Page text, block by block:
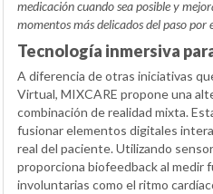
medicación cuando sea posible y
momentos más delicados del paso por
Tecnología inmersiva
A diferencia de otras iniciativas
Virtual, MIXCARE propone una
combinación de realidad mixta.
fusionar elementos digitales
real del paciente. Utilizando
proporciona biofeedback al medir
involuntarias como el ritmo